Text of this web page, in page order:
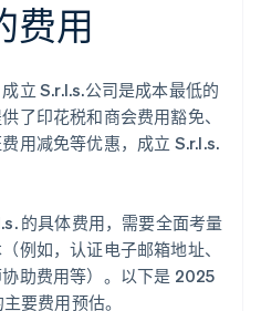
费用
立 S.r.l.s.公司是成本最低的
了印花税和商会费用豁免、
用减免等优惠，成立 S.r.l.s.
的具体费用，需要全面考量
例如，认证电子邮箱地址、
助费用等）。以下是 2025
要费用预估。